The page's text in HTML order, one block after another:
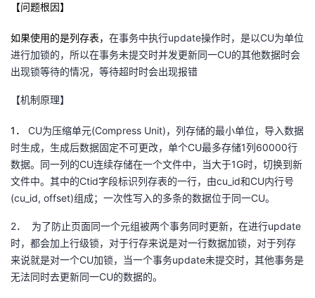
的
博
客
我
的
论
坛
我
的
圈
子
我
的
直
播
我
的
活
动
我
的
关
我
的
我
【问题根因】
如果使用的是列存表， 在事务中执行update操作时，是以CU为单位
进行加锁的，所以在事务未提交时并发更新同一CU的其他数据时会
出现锁等待的情况，等待超时时会出现报错
【机制原理】
1 ． CU为压缩单元(Compress Unit)，列存储的最小单位，导入数据
时生成，生成后数据固定不可更改，单个CU最多存储1列60000行
数据。同一列的CU连续存储在一个文件中，当大于1G时，切换到新
文件中。其中的Ctid字段标识列存表的一行，由cu_id和CU内行号
(cu_id, offset)组成；一次性写入的多条的数据位于同一CU。
2． 为了防止页面同一个元组被两个事务同时更新，在进行update
时，都会加上行级锁，对于行存来说是对一行数据加锁，对于列存
来说就是对一个CU加锁，当一个事务update未提交时，其他事务是
无法同时去更新同一CU的数据的。